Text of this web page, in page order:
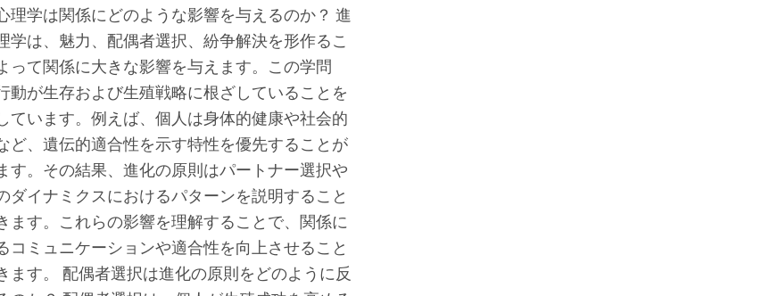
理学は関係にどのような影響を与えるのか？ 進
学は、魅力、配偶者選択、紛争解決を形作るこ
って関係に大きな影響を与えます。この学問
動が生存および生殖戦略に根ざしていることを
ています。例えば、個人は身体的健康や社会的
ど、遺伝的適合性を示す特性を優先することが
す。その結果、進化の原則はパートナー選択や
ダイナミクスにおけるパターンを説明すること
ます。これらの影響を理解することで、関係に
コミュニケーションや適合性を向上させること
ます。 配偶者選択は進化の原則をどのように反